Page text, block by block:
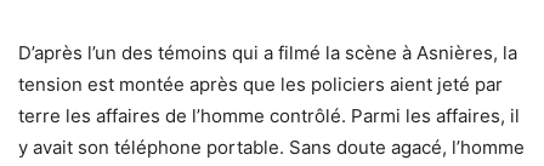
D’après l’un des témoins qui a filmé la scène à Asnières, la
tension est montée après que les policiers aient jeté par
terre les affaires de l’homme contrôlé. Parmi les affaires, il
y avait son téléphone portable. Sans doute agacé, l’homme